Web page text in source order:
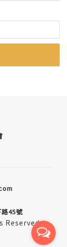
45號
Reserved.